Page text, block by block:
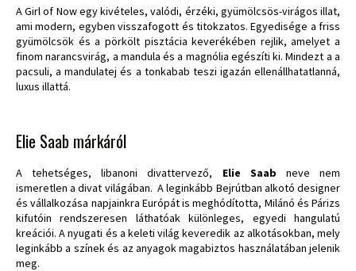
A Girl of Now egy kivételes, valódi, érzéki, gyümölcsös-virágos illat,
ami modern, egyben visszafogott és titokzatos. Egyedisége a friss
gyümölcsök és a pörkölt pisztácia keverékében rejlik, amelyet a
finom narancsvirág, a mandula és a magnólia egészíti ki. Mindezt a a
pacsuli, a mandulatej és a tonkabab teszi igazán ellenállhatatlanná,
luxus illattá.
Elie Saab márkáról
A tehetséges, libanoni divattervező, Elie Saab neve nem
ismeretlen a divat világában. A leginkább Bejrútban alkotó designer
és vállalkozása napjainkra Európát is meghódította, Milánó és Párizs
kifutóin rendszeresen láthatóak különleges, egyedi hangulatú
kreációi. A nyugati és a keleti világ keveredik az alkotásokban, mely
leginkább a színek és az anyagok magabiztos használatában jelenik
meg.